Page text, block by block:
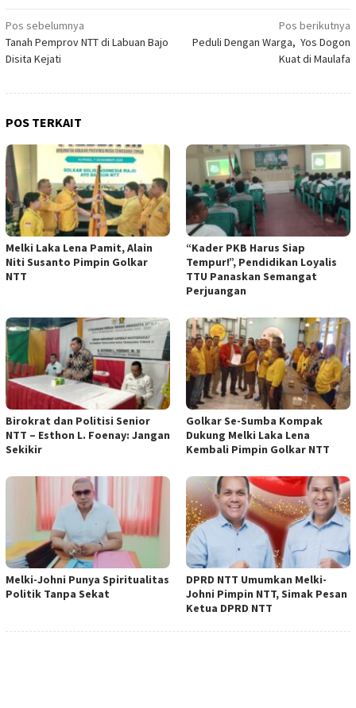
Navigasi
pos
Pos sebelumnya
Tanah Pemprov NTT di Labuan Bajo
Disita Kejati
Pos berikutnya
Peduli Dengan Warga, Yos Dogon
Kuat di Maulafa
POS TERKAIT
Melki Laka Lena Pamit, Alain
Niti Susanto Pimpin Golkar
NTT
“Kader PKB Harus Siap
Tempur!”, Pendidikan Loyalis
TTU Panaskan Semangat
Perjuangan
Birokrat dan Politisi Senior
NTT – Esthon L. Foenay: Jangan
Sekikir
Golkar Se-Sumba Kompak
Dukung Melki Laka Lena
Kembali Pimpin Golkar NTT
Melki-Johni Punya Spiritualitas
Politik Tanpa Sekat
DPRD NTT Umumkan Melki-
Johni Pimpin NTT, Simak Pesan
Ketua DPRD NTT